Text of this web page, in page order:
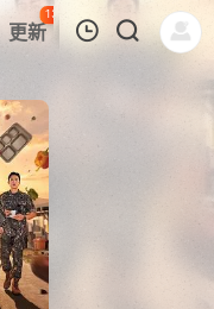
更新
131
热榜 APP